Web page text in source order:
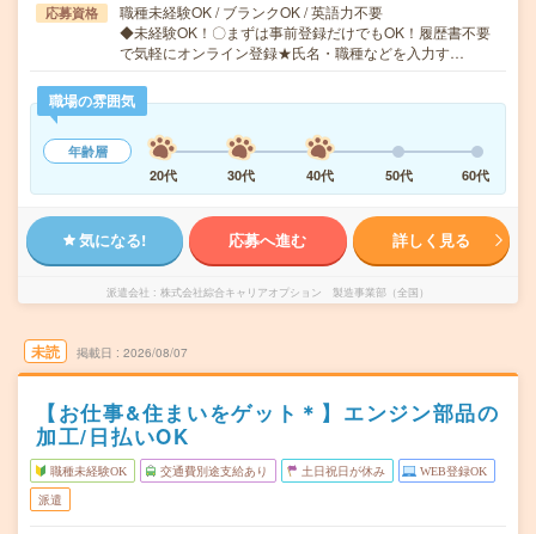
応募資格
職種未経験OK / ブランクOK / 英語力不要
◆未経験OK！〇まずは事前登録だけでもOK！履歴書不要
で気軽にオンライン登録★氏名・職種などを入力す…
職場の雰囲気
年齢層
20代
30代 40代 50代 60代
気になる! 応募へ進む 詳しく見る
派遣会社 株式会社綜合キャリアオプション 製造事業部（全国）
未読 掲載日 2026/08/07
【お仕事&住まいをゲット＊】エンジン部品の
加工/日払いOK
職種未経験OK 交通費別途支給あり 土日祝日が休み WEB登録OK
派遣